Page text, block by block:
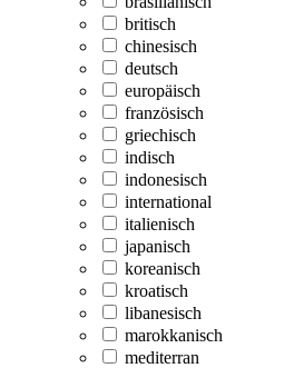
britisch
chinesisch
deutsch
europäisch
französisch
griechisch
indisch
indonesisch
international
italienisch
japanisch
koreanisch
kroatisch
libanesisch
marokkanisch
mediterran